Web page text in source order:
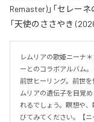
Remaster)」「セレー
「天使のささやき
レムリアの歌姫ニーナ
ーとのコラボアルバム
前世ヒーリング。前世
ムリアの遺伝子を目覚
れるでしょう。瞑想や
びてみてください。  【